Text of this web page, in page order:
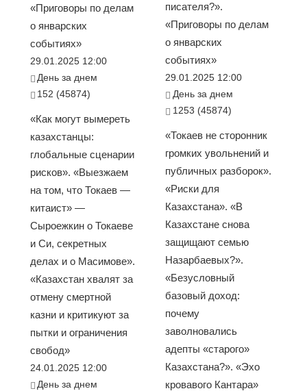
«Приговоры по делам
о январских
событиях»
29.01.2025 12:00
День за днем
152 (45874)
«Как могут вымереть
казахстанцы:
глобальные сценарии
рисков». «Выезжаем
на том, что Токаев —
китаист» —
Сыроежкин о Токаеве
и Си, секретных
делах и о Масимове».
«Казахстан хвалят за
отмену смертной
казни и критикуют за
пытки и ограничения
свобод»
24.01.2025 12:00
День за днем
писателя?».
«Приговоры по делам
о январских
событиях»
29.01.2025 12:00
День за днем
1253 (45874)
«Токаев не сторонник
громких увольнений и
публичных разборок».
«Риски для
Казахстана». «В
Казахстане снова
защищают семью
Назарбаевых?».
«Безусловный
базовый доход:
почему
заволновались
адепты «старого»
Казахстана?». «Эхо
кровавого Кантара»